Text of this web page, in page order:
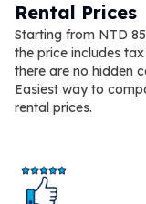
Rental Prices
Starting from NTD
the price includes
there are no hidden
Easiest way to
rental prices.